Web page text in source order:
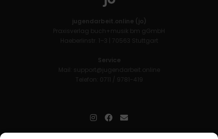
jugendarbeit.online (jo)
Praxisverlag buch+musik bm gGmbH
Haeberlinstr. 1–3 | 70563 Stuttgart
Service
Mail: support@jugendarbeit.online
Telefon: 0711 / 9781-419